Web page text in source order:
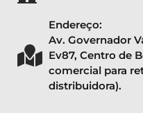
Endereço:
Av. Governador
Ev87, Centro de
comercial para
distribuidora).